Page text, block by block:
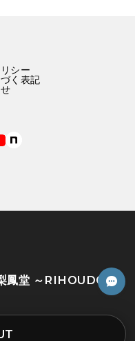
シー
く表記
鳳堂 ～RIHOUDO～